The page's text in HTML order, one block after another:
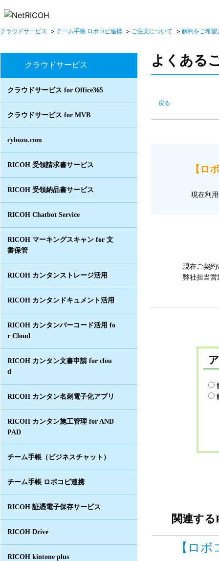
クラウドサービス > チーム手帳 ロボコピ連携 > ご注文について > 解約をご希望
クラウドサービス
クラウドサービス for Office365
クラウドサービス for MVB
cybozu.com
RICOH 受領請求書サービス
RICOH 受領納品書サービス
RICOH Chatbot Service
RICOH マーキングスキャン for 文
書保管
RICOH カンタンストレージ活用
RICOH カンタンドキュメント活用
RICOH カンタンバーコード活用 fo
r Cloud
RICOH カンタン文書申請 for clou
d
RICOH カンタン名刺電子化アプリ
RICOH カンタン施工管理 for AND
PAD
チーム手帳（ビジネスチャット）
チーム手帳 ロボコピ連携
RICOH 証憑電子保存サービス
RICOH Drive
RICOH kintone plus
よくある
戻る
【ロ
現在利
現在ご契
弊社担当
関連する
【ロ